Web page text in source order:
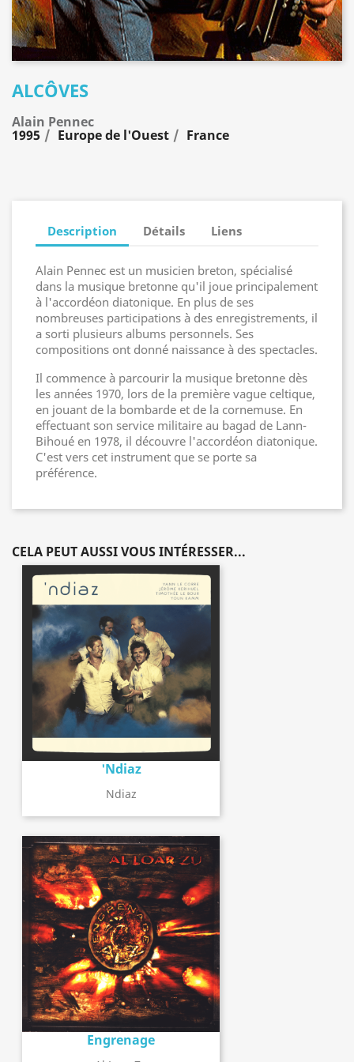
ALCÔVES
Alain Pennec
1995 Europe de l'Ouest France
Description Détails Liens
Alain Pennec est un musicien breton, spécialisé
dans la musique bretonne qu'il joue principalement
à l'accordéon diatonique. En plus de ses
nombreuses participations à des enregistrements, il
a sorti plusieurs albums personnels. Ses
compositions ont donné naissance à des spectacles.
Il commence à parcourir la musique bretonne dès
les années 1970, lors de la première vague celtique,
en jouant de la bombarde et de la cornemuse. En
effectuant son service militaire au bagad de Lann-
Bihoué en 1978, il découvre l'accordéon diatonique.
C'est vers cet instrument que se porte sa
préférence.
CELA PEUT AUSSI VOUS INTÉRESSER...
'Ndiaz
Ndiaz
Engrenage